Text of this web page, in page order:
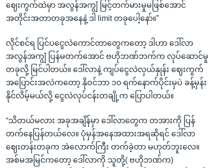
ဈေးကွက်ထဲမှာ အလွန်အကျွံ မြင့်တက်မားမှုမဖြစ်အောင်
အတိုင်းအတာတခုအနေနဲ့ ဒါ limit တခုပေါ့နော်။”
လိုင်စင်ရ ပြင်ပငွေလဲကောင်တာတွေကတော့ ဒါဟာ ဒေါ်လာ
အလွန်အကျွံ ပြန်မတက်အောင် ဗဟိုဘဏ်ဘက်က လုပ်ဆောင်မှု
တခုလို့ မြင်ပါတယ်။ ဒေါ်လာနဲ့ ကျပ်ငွေလဲလှယ်နှုန်း ဈေးကွက်
အပြောင်းအလဲကတော့ နိုဝင်ဘာ ၁၀ ရက်နောက်ပိုင်းမှပဲ ခန့်မှန်း
နိုင်လိမ့်မယ်လို့ ငွေလဲလုပ်ငန်းတချို့က ပြောပါတယ်။
“သိတယ်မလား အခုအချိန်မှာ ဒေါ်လာတွေက တအားကို ပြန်
တက်နေပြန်တယ်လေ။ ပုံမှန်အနေအထားအရဆိုရင် ဒေါ်လာ
ဈေးတန်းတခုက အဲလောက်ကြီး တက်ခဲ့တာ မဟုတ်ဘူးလေ။
အစ်မအမြင်ကတော့ ဒေါ်လာကို သူတို့( ဗဟိုဘဏ်က)